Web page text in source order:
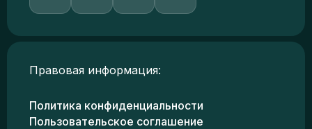
Правовая информация:
Политика конфиденциальности
Пользовательское соглашение